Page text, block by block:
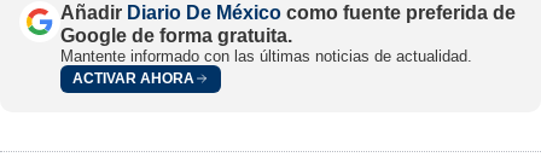
Añadir Diario De México como fuente preferida de
Google de forma gratuita.
Mantente informado con las últimas noticias de actualidad.
ACTIVAR AHORA